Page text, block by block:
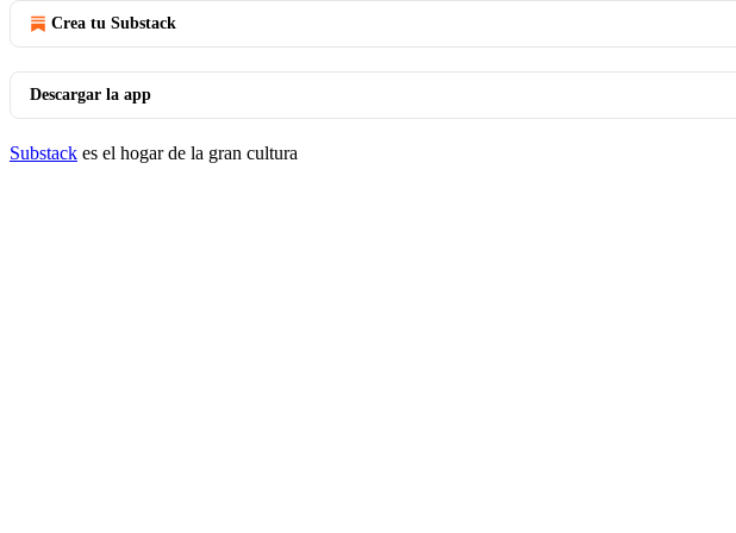
Crea tu Substack
Descargar la app
Substack es el hogar de la gran cultura